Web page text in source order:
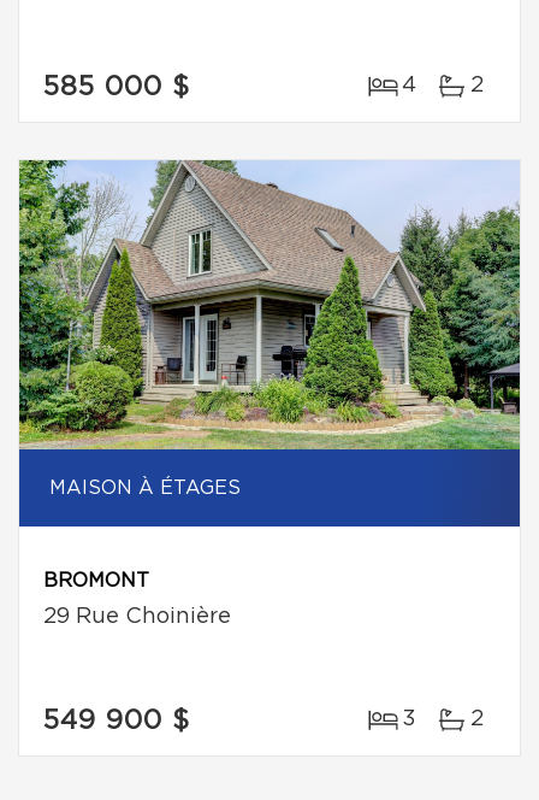
585 000 $ 4 2
MAISON À ÉTAGES
BROMONT
29 Rue Choinière
549 900 $ 3 2